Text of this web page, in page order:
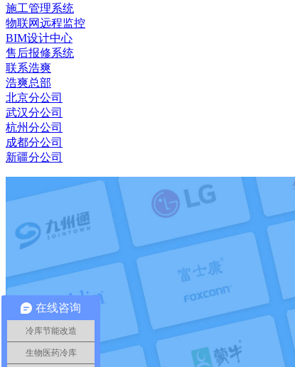
施工管理系统
物联网远程监控
BIM设计中心
售后报修系统
联系浩爽
浩爽总部
北京分公司
武汉分公司
杭州分公司
成都分公司
新疆分公司
在线咨询
冷库节能改造
生物医药冷库